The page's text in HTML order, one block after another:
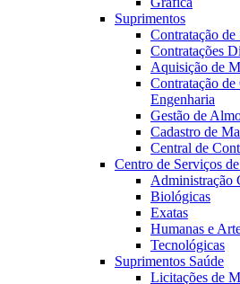
Suprimentos
Contratação de
Contratações
Aquisição de
Contratação de
Engenharia
Gestão de
Cadastro de
Central de
Centro de Serviços
Administração
Biológicas
Exatas
Humanas e
Tecnológicas
Suprimentos Saúde
Licitações de